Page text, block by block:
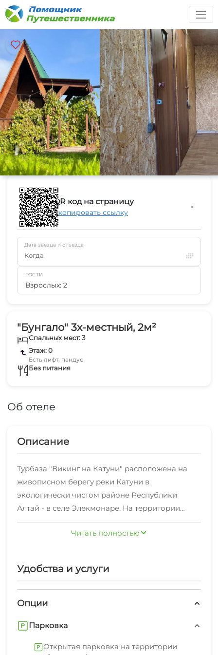
"Бунгало" 3х-местный, 2м²
Спальных мест: 3
Этаж: 0
Есть лифт, пандус
Без питания
Об отеле
Описание
Турбаза "Викинг на Катуни" расположена на
живописном берегу реки Катуни в
экологически чистом районе Республики
Алтай - в селе Элекмонаре. На территории
оборудованы площадки для пикника, беседки,
мангальная зона, детская площадка,
пляж.
Для вашего отдыха мы предлагаем
этажном деревянном корпусе.
Для отдыха большой компанией (до 20
кирпичный коттедж с большой кухней и зоной
Читать полностью
Удобства и услуги
Опции
Парковка
Открытая парковка на территории
QR код на страницу
Скопировать ссылку
▼
Дата заезда и отъезда
Когда
ГОСТИ
Взрослых: 2